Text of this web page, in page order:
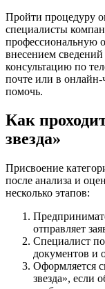
Пройти процедуру
специалисты
профессиональную
внесением
консультацию по
почте или в
помочь.
Как
звезда»
Присвоение
после анализа и
несколько этапов:
отправляет
Специалист
документов и
Оформляется
звезда», если